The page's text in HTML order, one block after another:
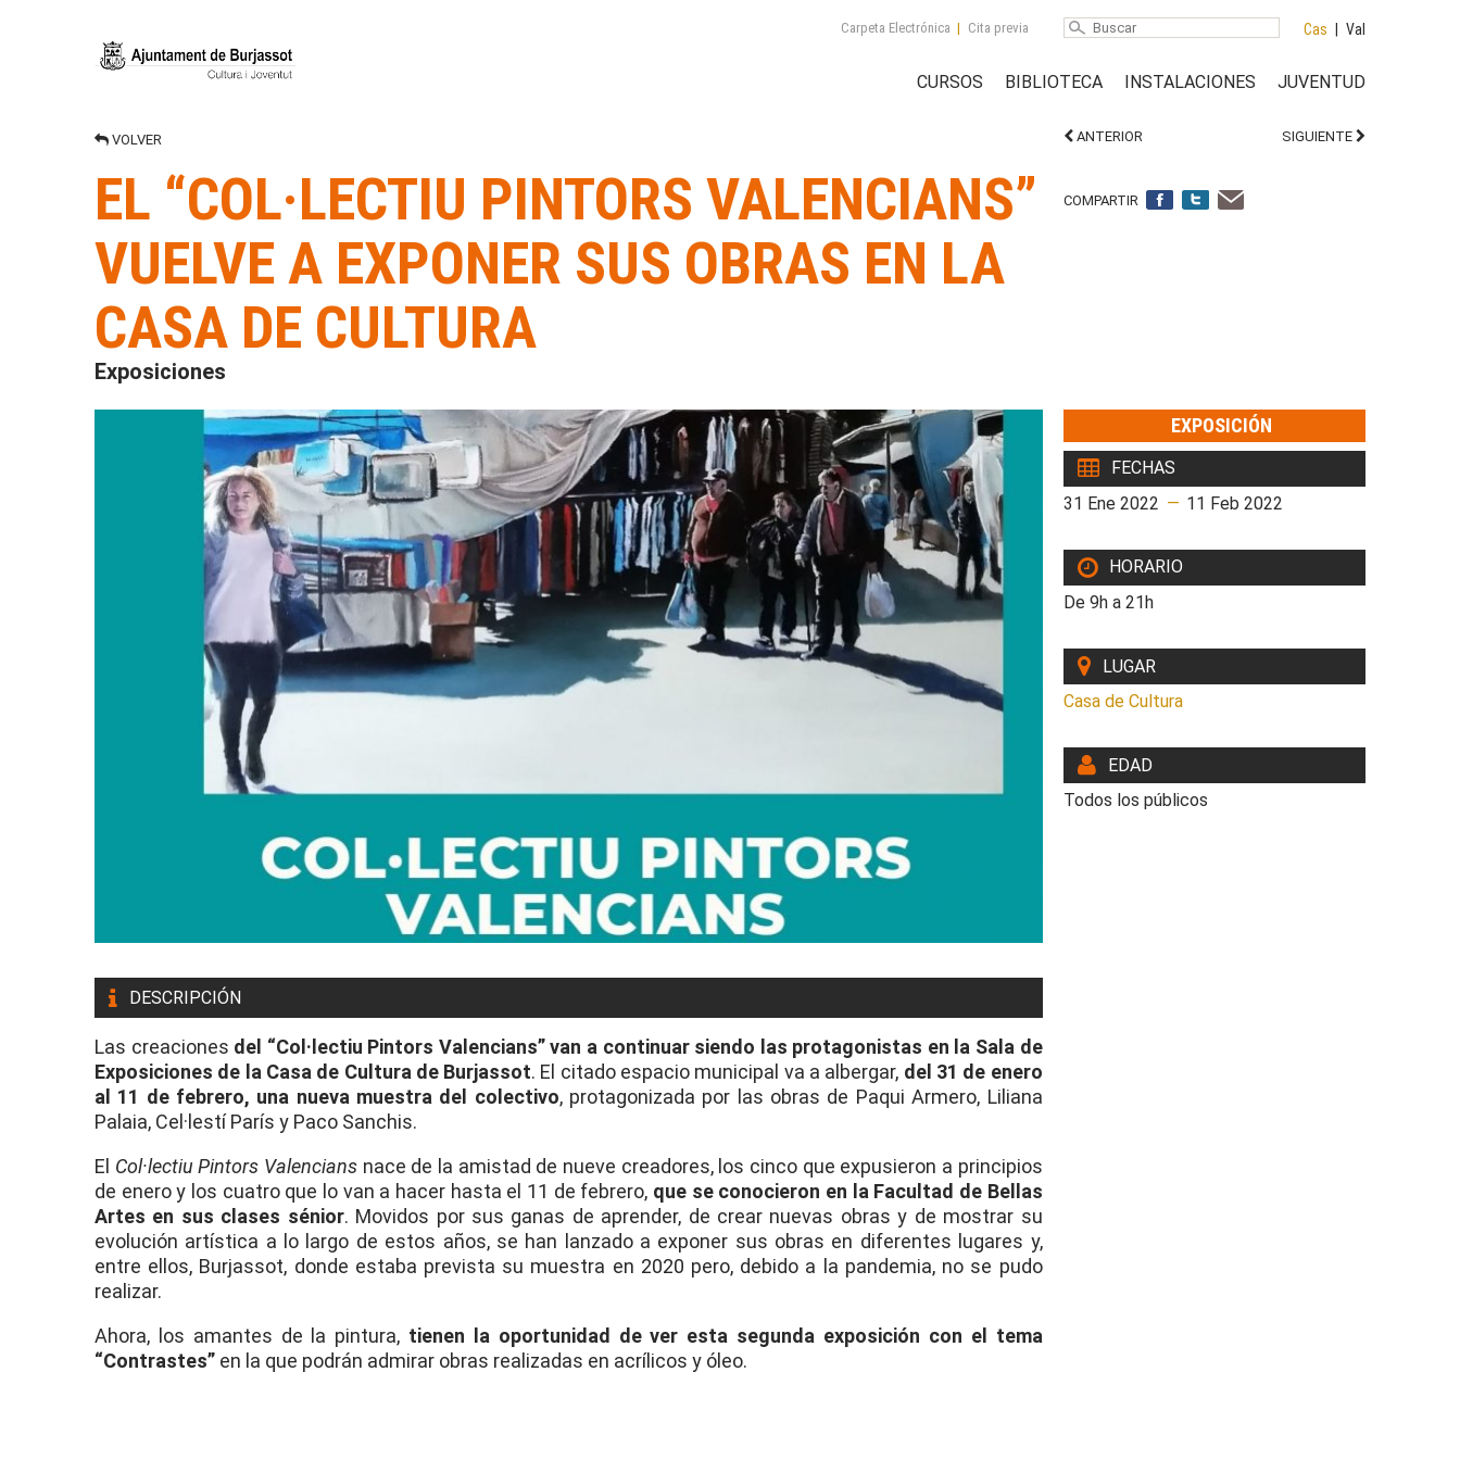
Carpeta Electrónica | Cita previa Cas Val
CURSOS BIBLIOTECA INSTALACIONES JUVENTUD
VOLVER ANTERIOR SIGUIENTE
EL “COL·LECTIU PINTORS VALENCIANS”
VUELVE A EXPONER SUS OBRAS EN LA
CASA DE CULTURA
Exposiciones
COMPARTIR
DESCRIPCIÓN
Las creaciones del “Col·lectiu Pintors Valencians” van a continuar siendo las protagonistas en la Sala de
Exposiciones de la Casa de Cultura de Burjassot. El citado espacio municipal va a albergar, del 31 de enero
al 11 de febrero, una nueva muestra del colectivo, protagonizada por las obras de Paqui Armero, Liliana
Palaia, Cel·lestí París y Paco Sanchis.
El Col·lectiu Pintors Valencians nace de la amistad de nueve creadores, los cinco que expusieron a principios
de enero y los cuatro que lo van a hacer hasta el 11 de febrero, que se conocieron en la Facultad de Bellas
Artes en sus clases sénior. Movidos por sus ganas de aprender, de crear nuevas obras y de mostrar su
evolución artística a lo largo de estos años, se han lanzado a exponer sus obras en diferentes lugares y,
entre ellos, Burjassot, donde estaba prevista su muestra en 2020 pero, debido a la pandemia, no se pudo
realizar.
Ahora, los amantes de la pintura, tienen la oportunidad de ver esta segunda exposición con el tema
“Contrastes” en la que podrán admirar obras realizadas en acrílicos y óleo.
EXPOSICIÓN
FECHAS
31 Ene 2022 — 11 Feb 2022
HORARIO
De 9h a 21h
LUGAR
Casa de Cultura
EDAD
Todos los públicos